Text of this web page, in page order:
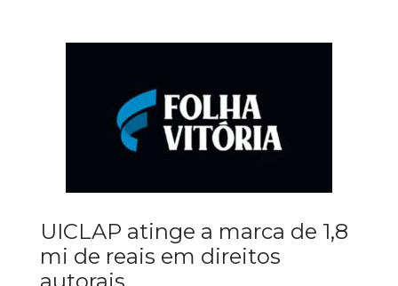
UICLAP atinge a marca de 1,8
mi de reais em direitos
autorais